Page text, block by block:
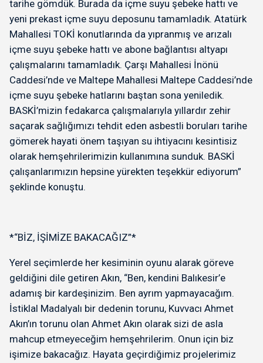
tarihe gömdük. Burada da içme suyu şebeke hattı ve
yeni prekast içme suyu deposunu tamamladık. Atatürk
Mahallesi TOKİ konutlarında da yıpranmış ve arızalı
içme suyu şebeke hattı ve abone bağlantısı altyapı
çalışmalarını tamamladık. Çarşı Mahallesi İnönü
Caddesi’nde ve Maltepe Mahallesi Maltepe Caddesi’nde
içme suyu şebeke hatlarını baştan sona yeniledik.
BASKİ’mizin fedakarca çalışmalarıyla yıllardır zehir
saçarak sağlığımızı tehdit eden asbestli boruları tarihe
gömerek hayati önem taşıyan su ihtiyacını kesintisiz
olarak hemşehrilerimizin kullanımına sunduk. BASKİ
çalışanlarımızın hepsine yürekten teşekkür ediyorum”
şeklinde konuştu.
*“BİZ, İŞİMİZE BAKACAĞIZ”*
Yerel seçimlerde her kesiminin oyunu alarak göreve
geldiğini dile getiren Akın, “Ben, kendini Balıkesir’e
adamış bir kardeşinizim. Ben ayrım yapmayacağım.
İstiklal Madalyalı bir dedenin torunu, Kuvvacı Ahmet
Akın’ın torunu olan Ahmet Akın olarak sizi de asla
mahcup etmeyeceğim hemşehrilerim. Onun için biz
işimize bakacağız. Hayata geçirdiğimiz projelerimiz